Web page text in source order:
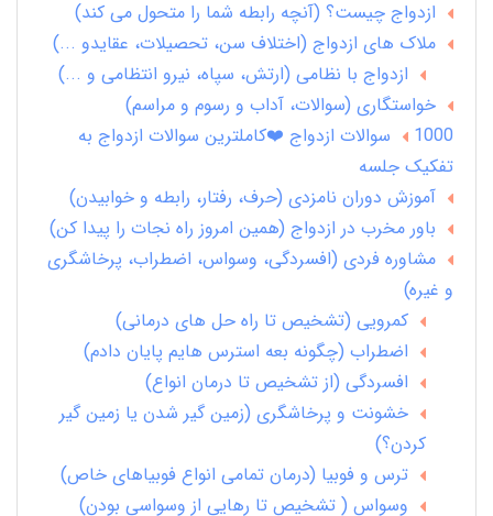
ازدواج چیست؟ (آنچه رابطه شما را متحول می کند)
ملاک های ازدواج (اختلاف سن، تحصیلات، عقایدو ...)
ازدواج با نظامی (ارتش، سپاه، نیرو انتظامی و ...)
خواستگاری (سوالات، آداب و رسوم و مراسم)
1000 سوالات ازدواج ❤️کاملترین سوالات ازدواج به
تفکیک جلسه
آموزش دوران نامزدی (حرف، رفتار، رابطه و خوابیدن)
باور مخرب در ازدواج (همین امروز راه نجات را پیدا کن)
مشاوره فردی (افسردگی، وسواس، اضطراب، پرخاشگری
و غیره)
کمرویی (تشخیص تا راه حل های درمانی)
اضطراب (چگونه بعه استرس هایم پایان دادم)
افسردگی (از تشخیص تا درمان انواع)
خشونت و پرخاشگری (زمین گیر شدن یا زمین گیر
کردن؟)
ترس و فوبیا (درمان تمامی انواع فوبیاهای خاص)
وسواس ( تشخیص تا رهایی از وسواسی بودن)